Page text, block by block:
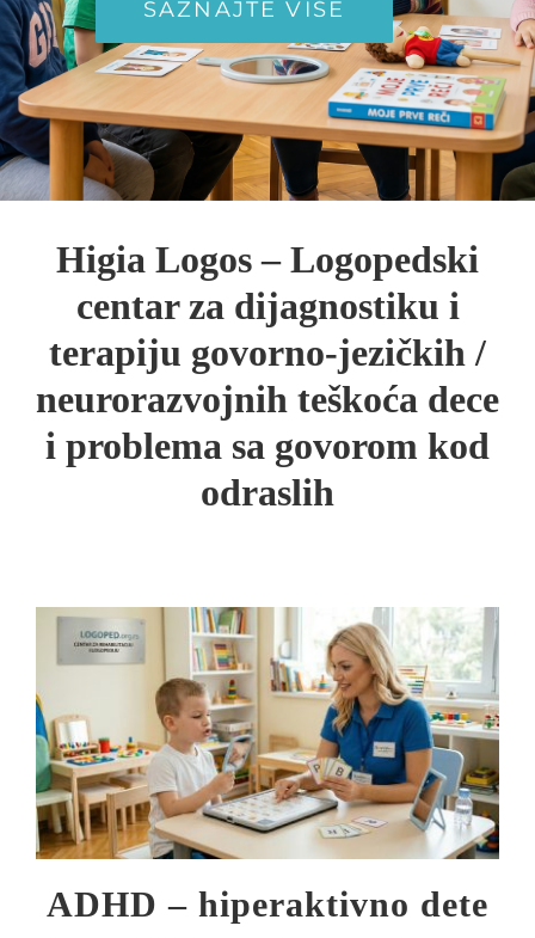
Neurofeedback
Progovorilica
Cenovnik
Blog
Kontakt
SAZNAJTE VIŠE
Higia Logos – Logopedski
centar za dijagnostiku i
terapiju govorno-jezičkih /
neurorazvojnih teškoća dece
i problema sa govorom kod
odraslih
ADHD – hiperaktivno dete